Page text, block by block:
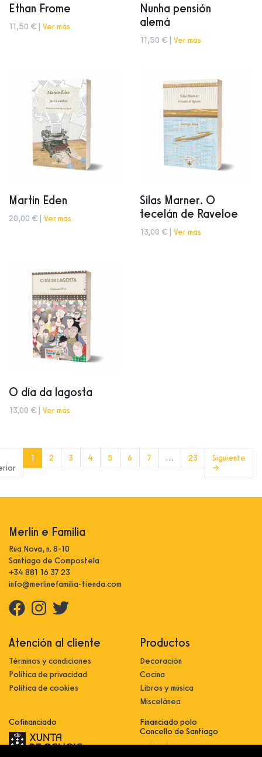
Ethan Frome
11,50 € | Ver más
Nunha pensión
alemá
11,50 € | Ver más
Martin Eden
20,00 € | Ver más
Silas Marner. O
tecelán de Raveloe
13,00 € | Ver más
O día da lagosta
13,00 € | Ver más
1 (current)
2 3 4 5 6 7 … 23
Siguiente
→
Merlín e Familia
Rúa Nova, n. 8-10
Santiago de Compostela
+34 881 16 37 23
info@merlinefamilia-tienda.com
Atención al cliente
Términos y condiciones
Política de privacidad
Política de cookies
Productos
Decoración
Cocina
Libros y música
Miscelánea
Cofinanciado
Financiado polo
Concello de Santiago